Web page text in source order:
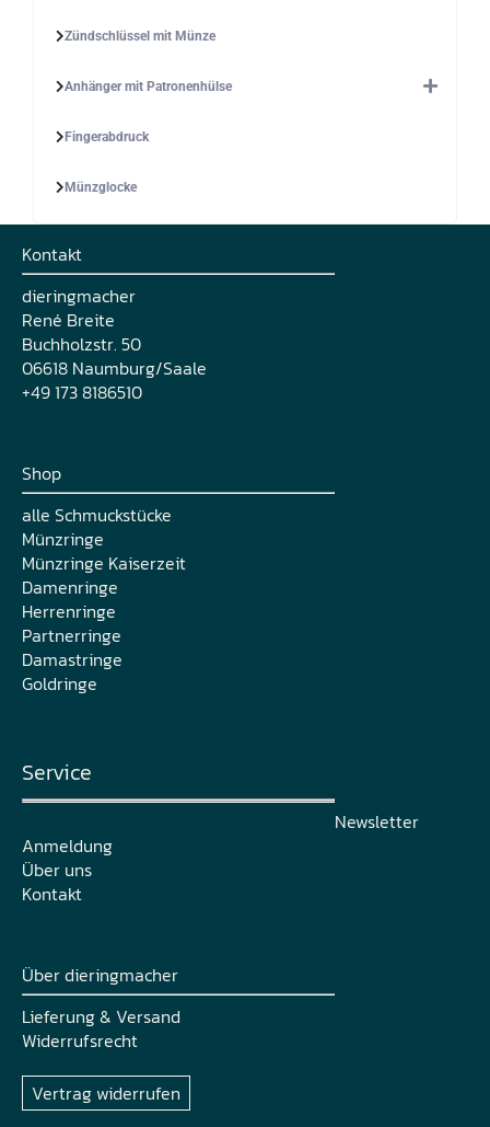
Zündschlüssel mit Münze
Anhänger mit Patronenhülse
Fingerabdruck
Münzglocke
Kontakt
dieringmacher
René Breite
Buchholzstr. 50
06618 Naumburg/Saale
+49 173 8186510
Shop
alle Schmuckstücke
Münzringe
Münzringe Kaiserzeit
Damenringe
Herrenringe
Partnerringe
Damastringe
Goldringe
Service
Newsletter
Anmeldung
Über uns
Kontakt
Über dieringmacher
Lieferung & Versand
Widerrufsrecht
Vertrag widerrufen